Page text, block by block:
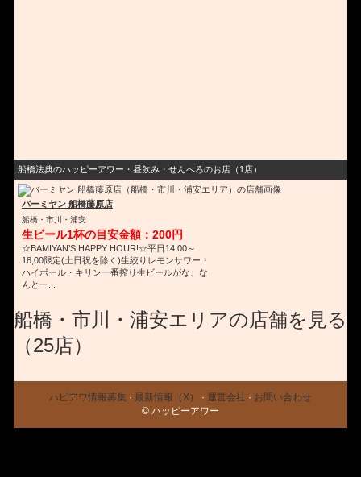
船橋法典のハッピーアワー・昼飲み・せんべろのお店（1店）
バーミヤン 船橋藤原店
船橋・市川・浦安
生ビール1杯の目安金額：200円
☆BAMIYAN’S HAPPY HOUR!☆平日14;00～
18;00限定(土日祝を除く)生絞りレモンサワー・
ハイボール・キリン一番搾り生ビールがな、な
んと一...
船橋・市川・浦安エリアの店舗を見る
（25店）
ハピアワ情報募集 · 最新情報（X） · 運営会社 · お問い合わせ
© ハッピーアワー